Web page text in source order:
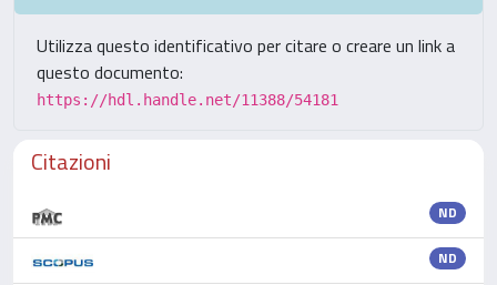
Utilizza questo identificativo per citare o creare un link a
questo documento:
https://hdl.handle.net/11388/54181
Citazioni
ND
ND